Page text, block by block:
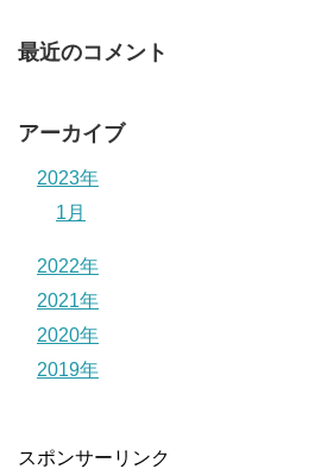
最近のコメント
アーカイブ
2023年
1月
2022年
2021年
2020年
2019年
スポンサーリンク